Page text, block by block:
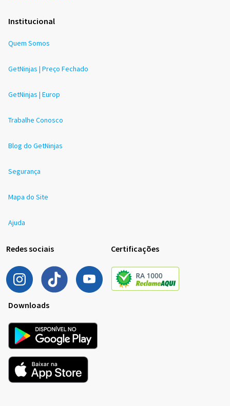
Institucional
Quem Somos
GetNinjas | Preço Fechado
GetNinjas | Europ
Trabalhe Conosco
Blog do GetNinjas
Segurança
Mapa do Site
Ajuda
Redes sociais Certificações
Downloads